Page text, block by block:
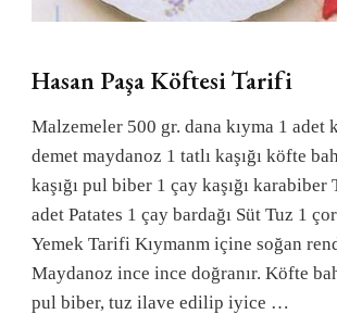
Hasan Paşa Köftesi Tarifi
Malzemeler 500 gr. dana kıyma 1 adet
demet maydanoz 1 tatlı kaşığı köfte
kaşığı pul biber 1 çay kaşığı karabiber
adet Patates 1 çay bardağı Süt Tuz 1
Yemek Tarifi Kıymanm içine soğan
Maydanoz ince ince doğranır. Köfte
pul biber, tuz ilave edilip iyice …